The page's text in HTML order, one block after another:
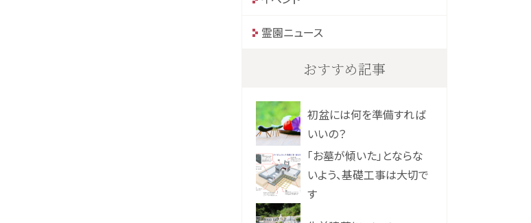
霊園ニュース
おすすめ記事
初盆には何を準備すれば
いいの？
「お墓が傾いた」とならな
いよう、基礎工事は大切で
す